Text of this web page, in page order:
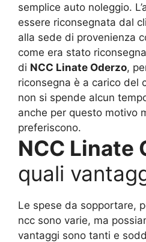
semplice auto noleggio.
essere riconsegnata dal
alla sede di provenienza
come era stato
di NCC Linate Oderzo,
riconsegna è a carico del
non si spende alcun
anche per questo motivo
preferiscono.
NCC Linate
quali
Le spese da sopportare,
ncc sono varie, ma
vantaggi sono tanti e